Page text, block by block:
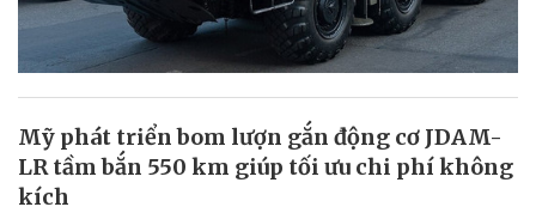
Mỹ phát triển bom lượn gắn động cơ JDAM-
LR tầm bắn 550 km giúp tối ưu chi phí không
kích